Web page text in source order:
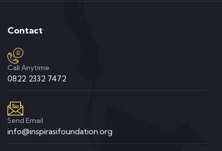
Contact
Call Anytime
0822 2332 7472
Send Email
info@inspirasifoundation.org